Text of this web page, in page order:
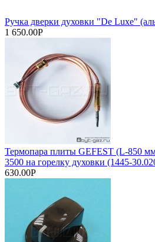
Ручка дверки духовки "De Luxe"
1 650.00Р
Термопара плиты GEFEST (L-850
3500 на горелку духовки (1445-
630.00Р